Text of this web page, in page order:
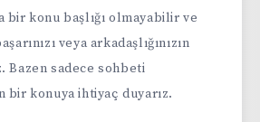
bir konu başlığı olmayabilir ve
veya arkadaşlığınızın
Bazen sadece sohbeti
bir konuya ihtiyaç duyarız.